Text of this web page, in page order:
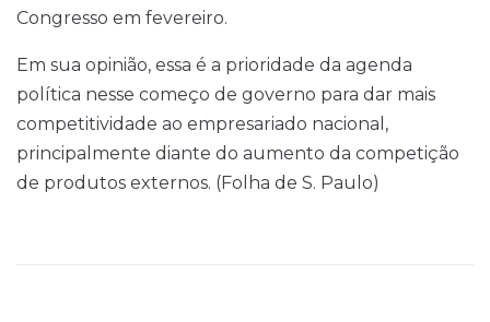
Congresso em fevereiro.
Em sua opinião, essa é a prioridade da agenda
política nesse começo de governo para dar mais
competitividade ao empresariado nacional,
principalmente diante do aumento da competição
de produtos externos. (Folha de S. Paulo)